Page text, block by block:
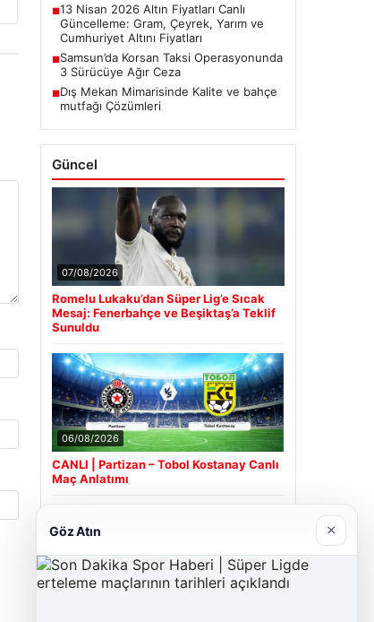
■13 Nisan 2026 Altın Fiyatları Canlı
Güncelleme: Gram, Çeyrek, Yarım ve
Cumhuriyet Altını Fiyatları
■Samsun’da Korsan Taksi Operasyonunda
3 Sürücüye Ağır Ceza
■Dış Mekan Mimarisinde Kalite ve bahçe
mutfağı Çözümleri
Güncel
07/08/2026
Romelu Lukaku’dan Süper Lig’e Sıcak
Mesaj: Fenerbahçe ve Beşiktaş’a Teklif
Sunuldu
06/08/2026
CANLI | Partizan – Tobol Kostanay Canlı
Maç Anlatımı
Son Eklenen Firmalar
Cengiz Sigorta
Göz Atın ×